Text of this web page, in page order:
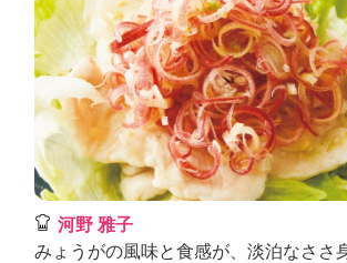
河野 雅子
みょうがの風味と食感が、淡泊なささ